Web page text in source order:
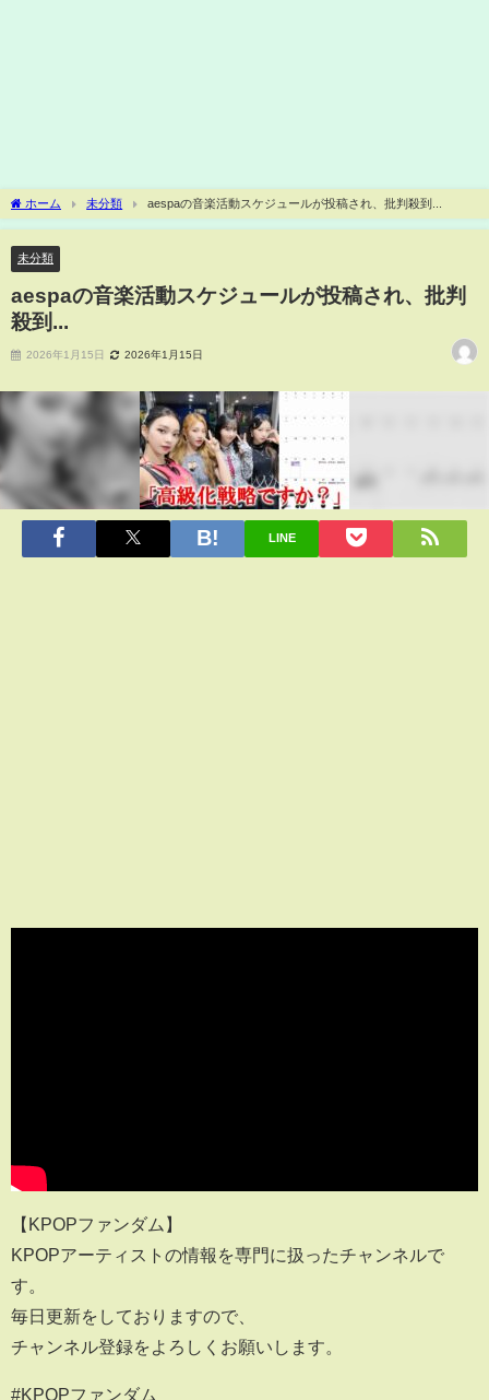
ホーム 未分類 aespaの音楽活動スケジュールが投稿され、批判殺到...
未分類
aespaの音楽活動スケジュールが投稿され、批判
殺到...
2026年1月15日 2026年1月15日
LINE
【KPOPファンダム】
KPOPアーティストの情報を専門に扱ったチャンネルで
す。
毎日更新をしておりますので、
チャンネル登録をよろしくお願いします。
#KPOPファンダム